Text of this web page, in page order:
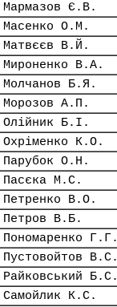
Мармазов Є.В.
Масенко О.М.
Матвєєв В.Й.
Мироненко В.А.
Молчанов Б.Я.
Морозов А.П.
Олійник Б.І.
Охріменко К.О.
Парубок О.Н.
Пасєка М.С.
Петренко В.О.
Петров В.Б.
Пономаренко Г.Г.
Пустовойтов В.С.
Райковський Б.С.
Самойлик К.С.